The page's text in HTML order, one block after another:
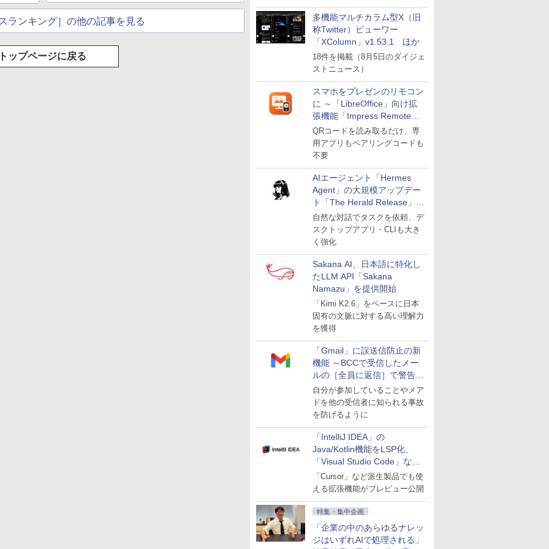
多機能マルチカラム型X（旧
称Twitter）ビューワー
「XColumn」v1.53.1 ほか
18件を掲載（8月5日のダイジェ
ストニュース）
スマホをプレゼンのリモコン
に ～「LibreOffice」向け拡
張機能「Impress Remote」
が公開
QRコードを読み取るだけ、専
用アプリもペアリングコードも
不要
AIエージェント「Hermes
Agent」の大規模アップデー
ト「The Herald Release」が
公開
自然な対話でタスクを依頼、デ
スクトップアプリ・CLIも大き
く強化
Sakana AI、日本語に特化し
たLLM API「Sakana
Namazu」を提供開始
「Kimi K2.6」をベースに日本
固有の文脈に対する高い理解力
を獲得
「Gmail」に誤送信防止の新
機能 ～BCCで受信したメー
ルの［全員に返信］で警告を
表示
自分が参加していることやメア
ドを他の受信者に知られる事故
を防げるように
「IntelliJ IDEA」の
Java/Kotlin機能をLSP化、
「Visual Studio Code」など
にも開放
「Cursor」など派生製品でも使
える拡張機能がプレビュー公開
特集・集中企画
「企業の中のあらゆるナレッ
ジはいずれAIで処理される」
ランキング］の他の記事を見る
トップページに戻る